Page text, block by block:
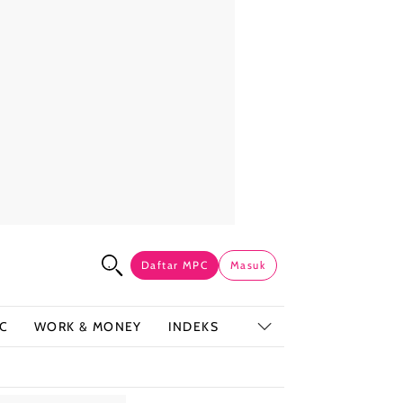
Daftar MPC Masuk
WORK & MONEY INDEKS